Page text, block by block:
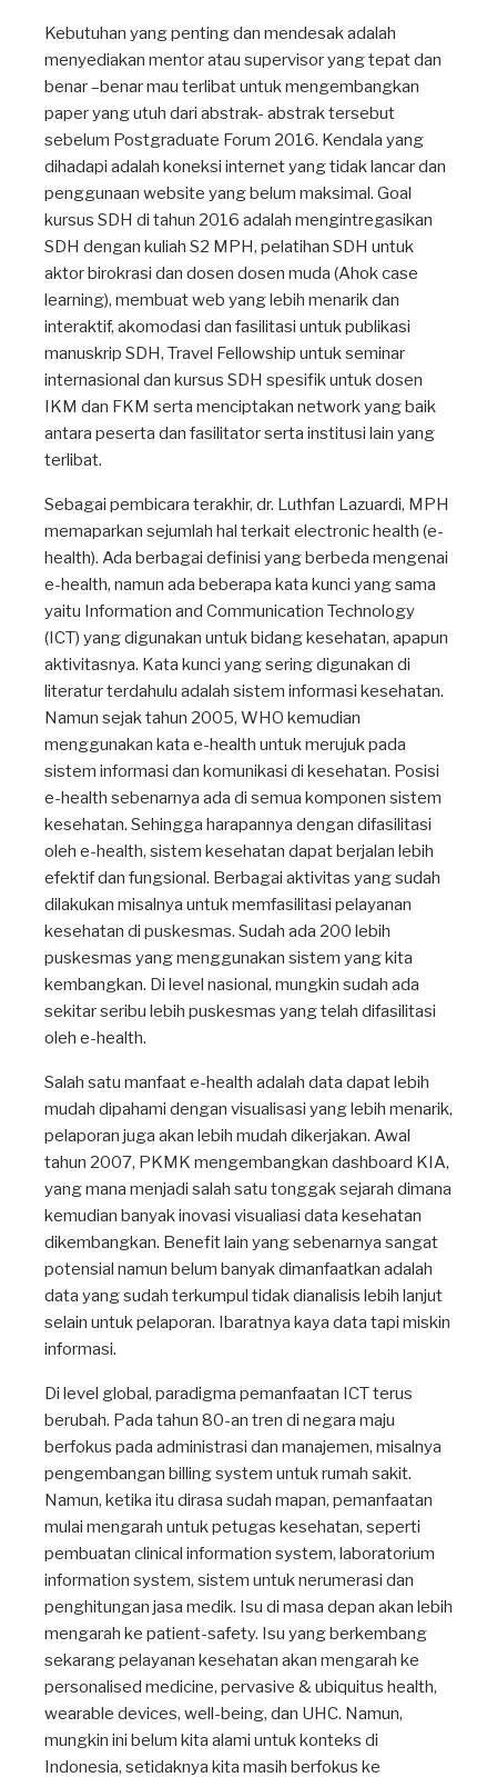
Kebutuhan yang penting dan mendesak adalah
menyediakan mentor atau supervisor yang tepat dan
benar –benar mau terlibat untuk mengembangkan
paper yang utuh dari abstrak- abstrak tersebut
sebelum Postgraduate Forum 2016. Kendala yang
dihadapi adalah koneksi internet yang tidak lancar dan
penggunaan website yang belum maksimal. Goal
kursus SDH di tahun 2016 adalah mengintregasikan
SDH dengan kuliah S2 MPH, pelatihan SDH untuk
aktor birokrasi dan dosen dosen muda (Ahok case
learning), membuat web yang lebih menarik dan
interaktif, akomodasi dan fasilitasi untuk publikasi
manuskrip SDH, Travel Fellowship untuk seminar
internasional dan kursus SDH spesifik untuk dosen
IKM dan FKM serta menciptakan network yang baik
antara peserta dan fasilitator serta institusi lain yang
terlibat.
Sebagai pembicara terakhir, dr. Luthfan Lazuardi, MPH
memaparkan sejumlah hal terkait electronic health (e-
health). Ada berbagai definisi yang berbeda mengenai
e-health, namun ada beberapa kata kunci yang sama
yaitu Information and Communication Technology
(ICT) yang digunakan untuk bidang kesehatan, apapun
aktivitasnya. Kata kunci yang sering digunakan di
literatur terdahulu adalah sistem informasi kesehatan.
Namun sejak tahun 2005, WHO kemudian
menggunakan kata e-health untuk merujuk pada
sistem informasi dan komunikasi di kesehatan. Posisi
e-health sebenarnya ada di semua komponen sistem
kesehatan. Sehingga harapannya dengan difasilitasi
oleh e-health, sistem kesehatan dapat berjalan lebih
efektif dan fungsional. Berbagai aktivitas yang sudah
dilakukan misalnya untuk memfasilitasi pelayanan
kesehatan di puskesmas. Sudah ada 200 lebih
puskesmas yang menggunakan sistem yang kita
kembangkan. Di level nasional, mungkin sudah ada
sekitar seribu lebih puskesmas yang telah difasilitasi
oleh e-health.
Salah satu manfaat e-health adalah data dapat lebih
mudah dipahami dengan visualisasi yang lebih menarik,
pelaporan juga akan lebih mudah dikerjakan. Awal
tahun 2007, PKMK mengembangkan dashboard KIA,
yang mana menjadi salah satu tonggak sejarah dimana
kemudian banyak inovasi visualiasi data kesehatan
dikembangkan. Benefit lain yang sebenarnya sangat
potensial namun belum banyak dimanfaatkan adalah
data yang sudah terkumpul tidak dianalisis lebih lanjut
selain untuk pelaporan. Ibaratnya kaya data tapi miskin
informasi.
Di level global, paradigma pemanfaatan ICT terus
berubah. Pada tahun 80-an tren di negara maju
berfokus pada administrasi dan manajemen, misalnya
pengembangan billing system untuk rumah sakit.
Namun, ketika itu dirasa sudah mapan, pemanfaatan
mulai mengarah untuk petugas kesehatan, seperti
pembuatan clinical information system, laboratorium
information system, sistem untuk nerumerasi dan
penghitungan jasa medik. Isu di masa depan akan lebih
mengarah ke patient-safety. Isu yang berkembang
sekarang pelayanan kesehatan akan mengarah ke
personalised medicine, pervasive & ubiquitus health,
wearable devices, well-being, dan UHC. Namun,
mungkin ini belum kita alami untuk konteks di
Indonesia, setidaknya kita masih berfokus ke